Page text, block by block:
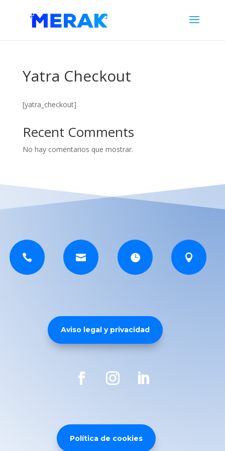
Yatra Checkout
[yatra_checkout]
Recent Comments
No hay comentarios que mostrar.
   
Aviso legal y privacidad
Política de cookies